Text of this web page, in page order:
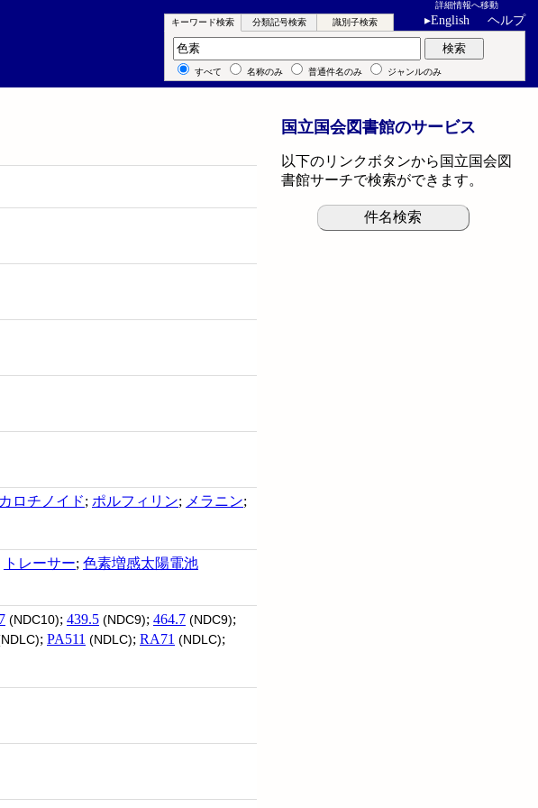
詳細情報へ移動
▸English ヘルプ
キーワード検索 分類記号検索 識別子検索
キーワード検索 検索
すべて 名称のみ 普通件名のみ ジャンルのみ
カロチノイド; ポルフィリン; メラニン;
トレーサー; 色素増感太陽電池
(NDC10); 439.5 (NDC9); 464.7 (NDC9);
; PA511 (NDLC); RA71 (NDLC);
国立国会図書館のサービス
以下のリンクボタンから国立国会図
書館サーチで検索ができます。
件名検索